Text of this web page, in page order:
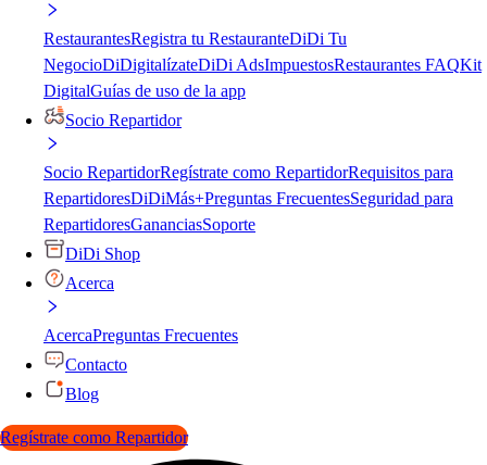
RestaurantesRegistra tu RestauranteDiDi Tu
NegocioDiDigitalízateDiDi AdsImpuestosRestaurantes FAQKit
DigitalGuías de uso de la app
Socio Repartidor
Socio RepartidorRegístrate como RepartidorRequisitos para
RepartidoresDiDiMás+Preguntas FrecuentesSeguridad para
RepartidoresGananciasSoporte
DiDi Shop
Acerca
AcercaPreguntas Frecuentes
Contacto
Blog
Regístrate como Repartidor